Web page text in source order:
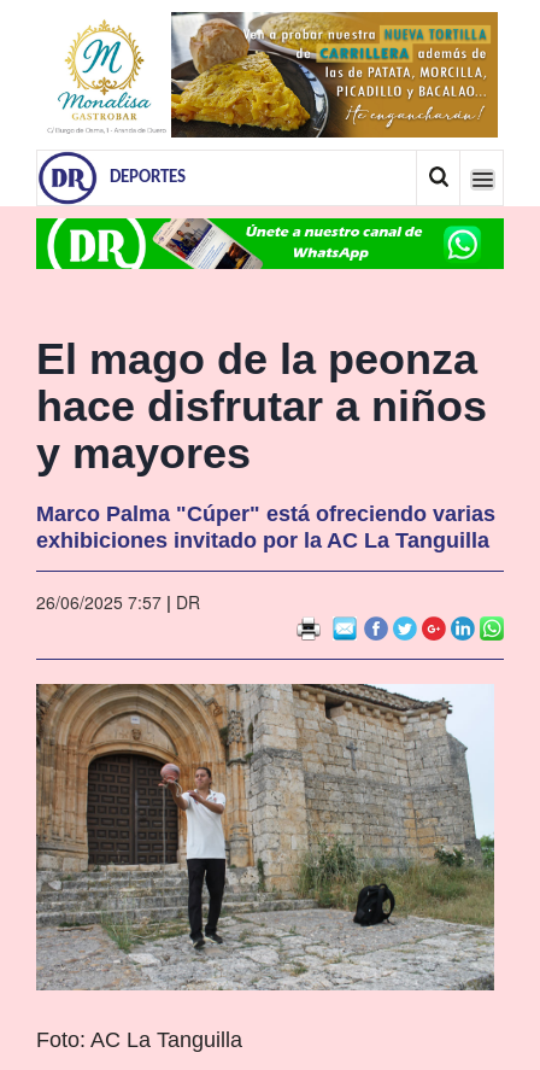
DEPORTES
El mago de la peonza
hace disfrutar a niños
y mayores
Marco Palma "Cúper" está ofreciendo varias
exhibiciones invitado por la AC La Tanguilla
26/06/2025 7:57 | DR
Foto: AC La Tanguilla